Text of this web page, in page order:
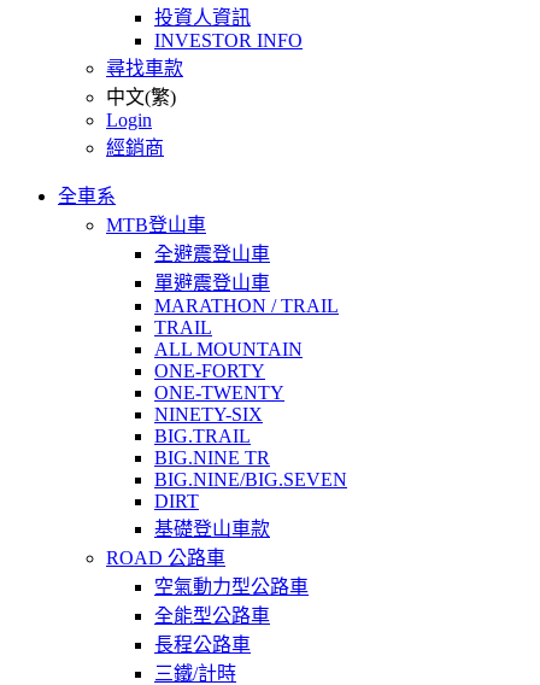
投資人資訊
INVESTOR INFO
尋找車款
中文(繁)
Login
經銷商
全車系
MTB登山車
全避震登山車
單避震登山車
MARATHON / TRAIL
TRAIL
ALL MOUNTAIN
ONE-FORTY
ONE-TWENTY
NINETY-SIX
BIG.TRAIL
BIG.NINE TR
BIG.NINE/BIG.SEVEN
DIRT
基礎登山車款
ROAD 公路車
空氣動力型公路車
全能型公路車
長程公路車
三鐵/計時